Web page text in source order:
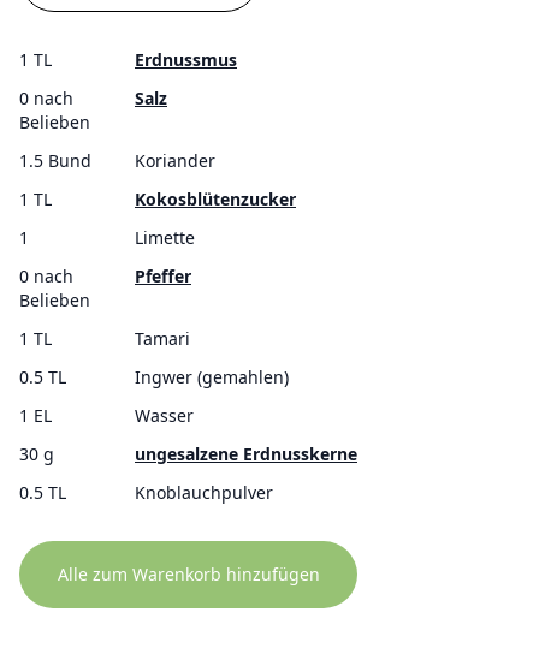
1 TL
Erdnussmus
0 nach
Belieben
Salz
1.5 Bund
Koriander
1 TL
Kokosblütenzucker
1
Limette
0 nach
Belieben
Pfeffer
1 TL
Tamari
0.5 TL
Ingwer (gemahlen)
1 EL
Wasser
30 g
ungesalzene Erdnusskerne
0.5 TL
Knoblauchpulver
Alle zum Warenkorb hinzufügen